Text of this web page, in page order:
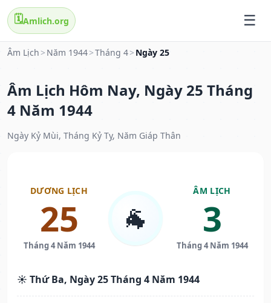
🗓️Amlich.org
Âm Lịch > Năm 1944>Tháng 4> Ngày 25
Âm Lịch Hôm Nay, Ngày 25 Tháng
4 Năm 1944
Ngày Kỷ Mùi, Tháng Kỷ Tỵ, Năm Giáp Thân
DƯƠNG LỊCH
25
Tháng 4 Năm 1944
🐐
ÂM LỊCH
3
Tháng 4 Năm 1944
☀️ Thứ Ba, Ngày 25 Tháng 4 Năm 1944